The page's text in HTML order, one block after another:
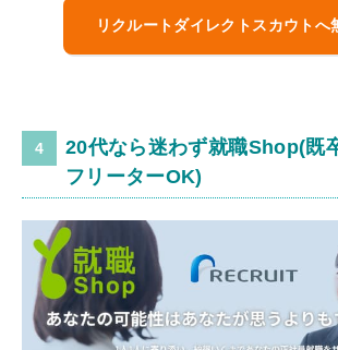
リクルートダイレクトスカウトへ
20代なら迷わず就職Shop(既
フリーターOK)